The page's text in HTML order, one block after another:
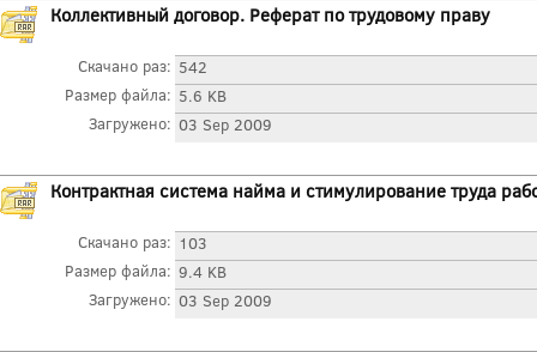
Коллективный договор. Реферат по трудовому праву
Скачано раз: 542
Размер файла: 5.6 KB
Загружено: 03 Sep 2009
Контрактная система найма и стимулирование труда
Скачано раз: 103
Размер файла: 9.4 KB
Загружено: 03 Sep 2009